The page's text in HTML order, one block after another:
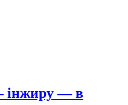
інжиру — в